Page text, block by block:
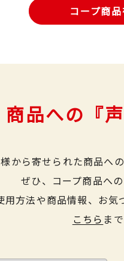
コープ商
商品への『
から寄せられた商品へ
ぜひ、コープ商品へ
用方法や商品情報、お気
こちら ま